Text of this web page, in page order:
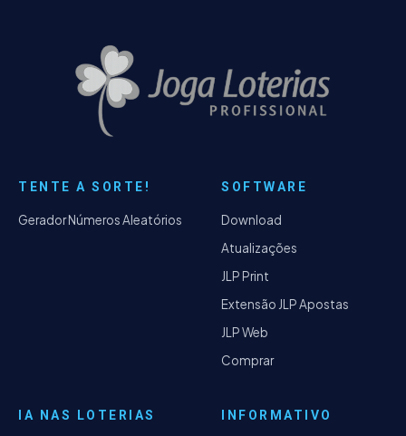
TENTE A SORTE!
Gerador Números Aleatórios
SOFTWARE
Download
Atualizações
JLP Print
Extensão JLP Apostas
JLP Web
Comprar
IA NAS LOTERIAS INFORMATIVO